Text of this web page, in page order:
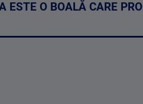
ESTE O BOALĂ CARE